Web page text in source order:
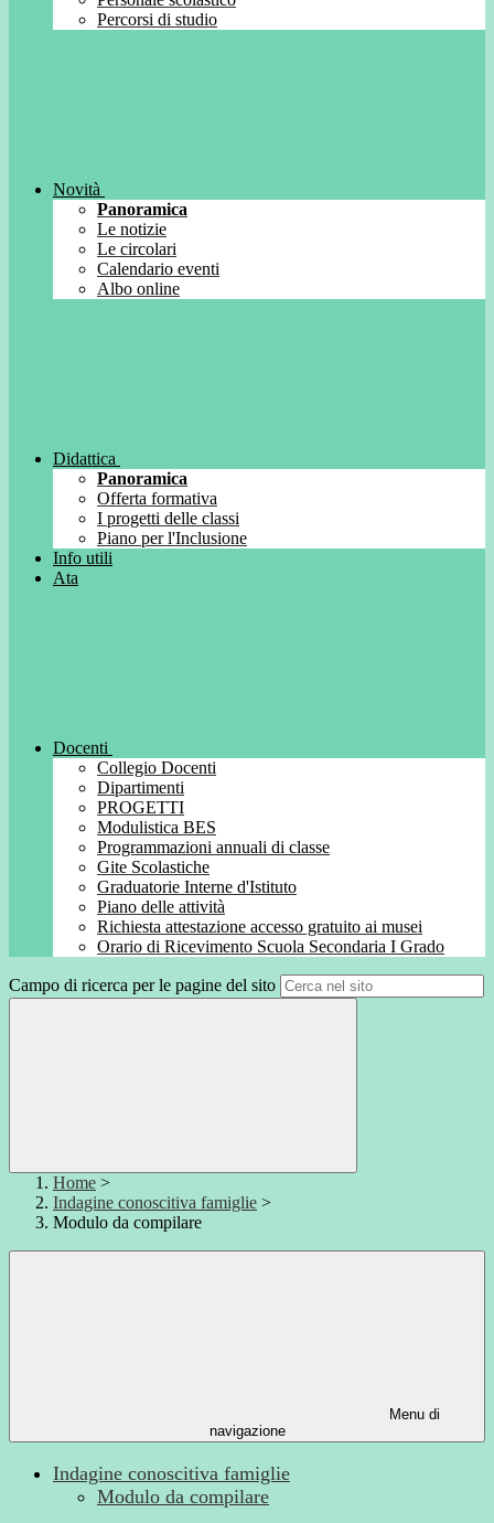
Percorsi di studio
Novità
Panoramica
Le notizie
Le circolari
Calendario eventi
Albo online
Didattica
Panoramica
Offerta formativa
I progetti delle classi
Piano per l'Inclusione
Info utili
Ata
Docenti
Collegio Docenti
Dipartimenti
PROGETTI
Modulistica BES
Programmazioni annuali di classe
Gite Scolastiche
Graduatorie Interne d'Istituto
Piano delle attività
Richiesta attestazione accesso gratuito ai musei
Orario di Ricevimento Scuola Secondaria I Grado
Campo di ricerca per le pagine del sito
Home >
Indagine conoscitiva famiglie >
Modulo da compilare
Menu di
navigazione
Indagine conoscitiva famiglie
Modulo da compilare